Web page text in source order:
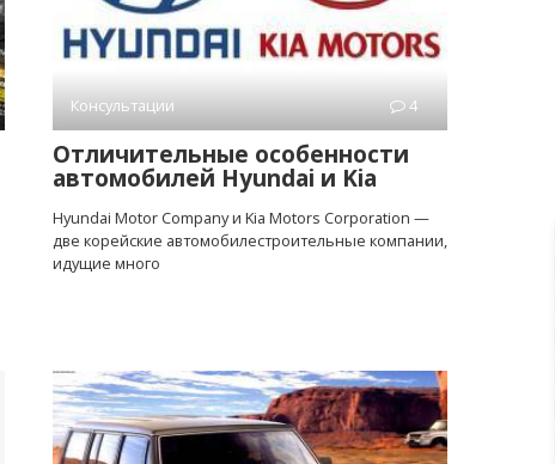
Консультации 4
Отличительные особенности
автомобилей Hyundai и Kia
Hyundai Motor Company и Kia Motors Corporation —
две корейские автомобилестроительные компании,
идущие много